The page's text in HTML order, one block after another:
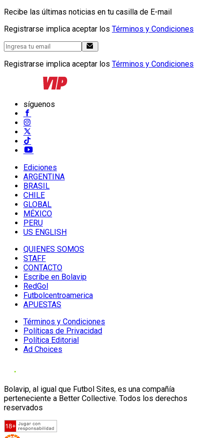
Recibe las últimas noticias en tu casilla de E-mail
Registrarse implica aceptar los Términos y Condiciones
Registrarse implica aceptar los Términos y Condiciones
síguenos
Ediciones
ARGENTINA
BRASIL
CHILE
GLOBAL
MÉXICO
PERU
US ENGLISH
QUIENES SOMOS
STAFF
CONTACTO
Escribe en Bolavip
RedGol
Futbolcentroamerica
APUESTAS
Términos y Condiciones
Políticas de Privacidad
Política Editorial
Ad Choices
Bolavip, al igual que Futbol Sites, es una compañía
perteneciente a Better Collective. Todos los derechos
reservados